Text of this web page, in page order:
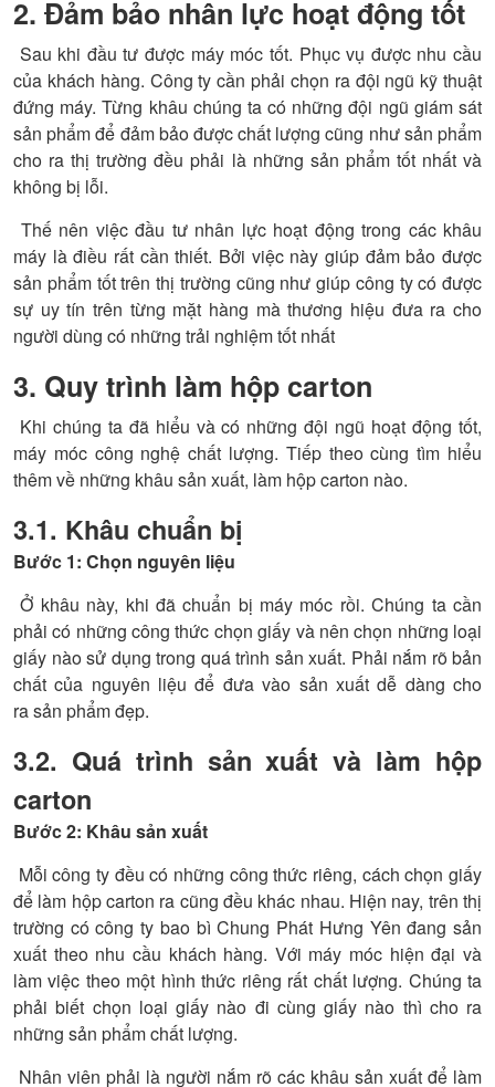
2. Đảm bảo nhân lực hoạt động tốt
Sau khi đầu tư được máy móc tốt. Phục vụ được nhu cầu
của khách hàng. Công ty cần phải chọn ra đội ngũ kỹ thuật
đứng máy. Từng khâu chúng ta có những đội ngũ giám sát
sản phẩm để đảm bảo được chất lượng cũng như sản phẩm
cho ra thị trường đều phải là những sản phẩm tốt nhất và
không bị lỗi.
Thế nên việc đầu tư nhân lực hoạt động trong các khâu
máy là điều rất cần thiết. Bởi việc này giúp đảm bảo được
sản phẩm tốt trên thị trường cũng như giúp công ty có được
sự uy tín trên từng mặt hàng mà thương hiệu đưa ra cho
người dùng có những trải nghiệm tốt nhất
3. Quy trình làm hộp carton
Khi chúng ta đã hiểu và có những đội ngũ hoạt động tốt,
máy móc công nghệ chất lượng. Tiếp theo cùng tìm hiểu
thêm về những khâu sản xuất, làm hộp carton nào.
3.1. Khâu chuẩn bị
Bước 1: Chọn nguyên liệu
Ở khâu này, khi đã chuẩn bị máy móc rồi. Chúng ta cần
phải có những công thức chọn giấy và nên chọn những loại
giấy nào sử dụng trong quá trình sản xuất. Phải nắm rõ bản
chất của nguyên liệu để đưa vào sản xuất dễ dàng cho
ra sản phẩm đẹp.
3.2. Quá trình sản xuất và làm hộp
carton
Bước 2: Khâu sản xuất
Mỗi công ty đều có những công thức riêng, cách chọn giấy
để làm hộp carton ra cũng đều khác nhau. Hiện nay, trên thị
trường có công ty bao bì Chung Phát Hưng Yên đang sản
xuất theo nhu cầu khách hàng. Với máy móc hiện đại và
làm việc theo một hình thức riêng rất chất lượng. Chúng ta
phải biết chọn loại giấy nào đi cùng giấy nào thì cho ra
những sản phẩm chất lượng.
Nhân viên phải là người nắm rõ các khâu sản xuất để làm